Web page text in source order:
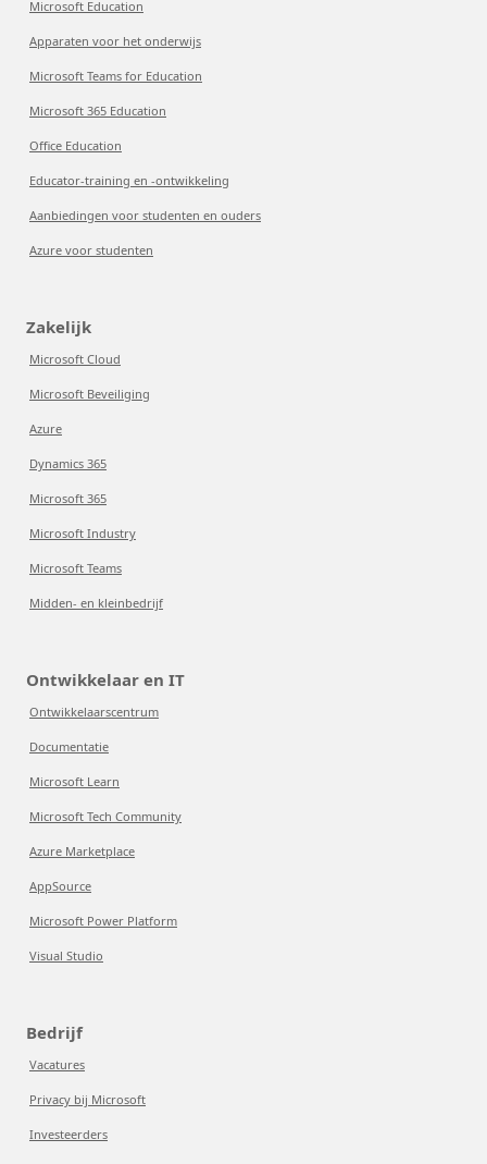
Microsoft Education
Apparaten voor het onderwijs
Microsoft Teams for Education
Microsoft 365 Education
Office Education
Educator-training en -ontwikkeling
Aanbiedingen voor studenten en ouders
Azure voor studenten
Zakelijk
Microsoft Cloud
Microsoft Beveiliging
Azure
Dynamics 365
Microsoft 365
Microsoft Industry
Microsoft Teams
Midden- en kleinbedrijf
Ontwikkelaar en IT
Ontwikkelaarscentrum
Documentatie
Microsoft Learn
Microsoft Tech Community
Azure Marketplace
AppSource
Microsoft Power Platform
Visual Studio
Bedrijf
Vacatures
Privacy bij Microsoft
Investeerders